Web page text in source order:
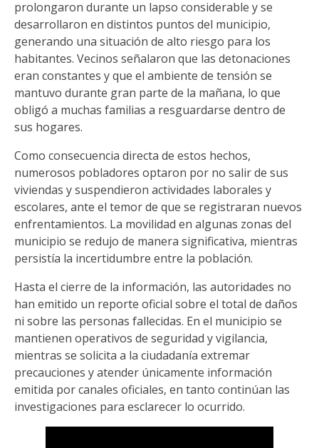
prolongaron durante un lapso considerable y se
desarrollaron en distintos puntos del municipio,
generando una situación de alto riesgo para los
habitantes. Vecinos señalaron que las detonaciones
eran constantes y que el ambiente de tensión se
mantuvo durante gran parte de la mañana, lo que
obligó a muchas familias a resguardarse dentro de
sus hogares.
Como consecuencia directa de estos hechos,
numerosos pobladores optaron por no salir de sus
viviendas y suspendieron actividades laborales y
escolares, ante el temor de que se registraran nuevos
enfrentamientos. La movilidad en algunas zonas del
municipio se redujo de manera significativa, mientras
persistía la incertidumbre entre la población.
Hasta el cierre de la información, las autoridades no
han emitido un reporte oficial sobre el total de daños
ni sobre las personas fallecidas. En el municipio se
mantienen operativos de seguridad y vigilancia,
mientras se solicita a la ciudadanía extremar
precauciones y atender únicamente información
emitida por canales oficiales, en tanto continúan las
investigaciones para esclarecer lo ocurrido.